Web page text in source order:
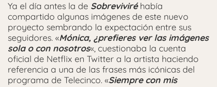
Ya el día antes la de Sobreviviréhabía
compartido algunas imágenes de este nuevo
proyecto sembrando la expectación entre sus
seguidores. «Mónica, ¿prefieres ver las imágenes
sola o con nosotros«, cuestionaba la cuenta
oficial de Netflix en Twitter a la artista haciendo
referencia a una de las frases más icónicas del
programa de Telecinco. «Siempre con mis